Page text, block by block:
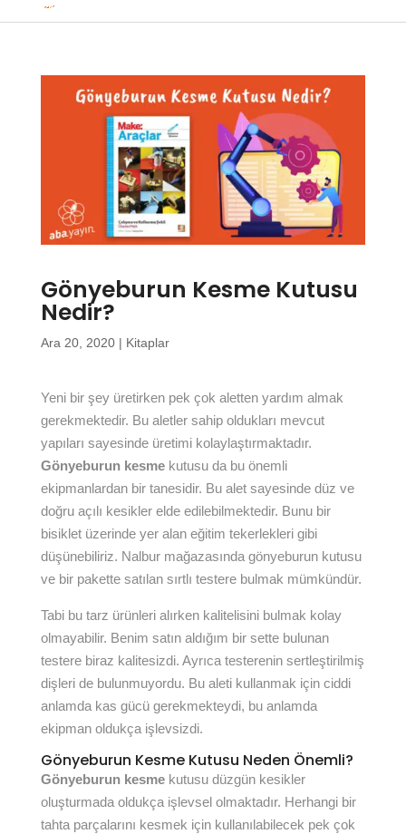
Gönyeburun Kesme Kutusu
Nedir?
Ara 20, 2020| Kitaplar
Yeni bir şey üretirken pek çok aletten yardım almak
gerekmektedir. Bu aletler sahip oldukları mevcut
yapıları sayesinde üretimi kolaylaştırmaktadır.
Gönyeburun kesmekutusu da bu önemli
ekipmanlardan bir tanesidir. Bu alet sayesinde düz ve
doğru açılı kesikler elde edilebilmektedir. Bunu bir
bisiklet üzerinde yer alan eğitim tekerlekleri gibi
düşünebiliriz. Nalbur mağazasında gönyeburun kutusu
ve bir pakette satılan sırtlı testere bulmak mümkündür.
Tabi bu tarz ürünleri alırken kalitelisini bulmak kolay
olmayabilir. Benim satın aldığım bir sette bulunan
testere biraz kalitesizdi. Ayrıca testerenin sertleştirilmiş
dişleri de bulunmuyordu. Bu aleti kullanmak için ciddi
anlamda kas gücü gerekmekteydi, bu anlamda
ekipman oldukça işlevsizdi.
Gönyeburun Kesme Kutusu Neden Önemli?
Gönyeburun kesmekutusu düzgün kesikler
oluşturmada oldukça işlevsel olmaktadır. Herhangi bir
tahta parçalarını kesmek için kullanılabilecek pek çok